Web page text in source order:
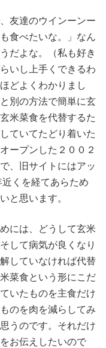
友達のウインーンー
食べたいな。」なん
だよな。（私も好き
いし上手くできるわ
どよくわかりまし
別の方法で簡単に玄
米菜食を代替するた
ていてたどり着いた
ープンした２００２
、旧サイトにはアッ
くを経てあらため
と思います。
には、どうして玄米
して病気が良くなり
していなければ代替
菜食という形にこだ
いたものを主食だけ
のを肉を減らしてみ
うのです。それだけ
お伝えしたいので